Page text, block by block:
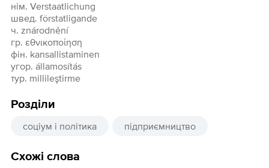
нім. Verstaatlichung
швед. förstatligande
ч. znárodnění
гр. εθνικοποίηση
фін. kansallistaminen
угор. államosítás
тур. millileştirme
Розділи
соціум і політика підприємництво
Схожі слова